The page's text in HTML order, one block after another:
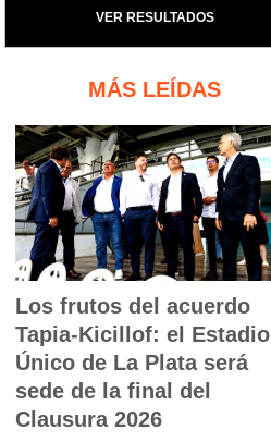
VER RESULTADOS
MÁS LEÍDAS
Los frutos del acuerdo
Tapia-Kicillof: el Estadio
Único de La Plata será
sede de la final del
Clausura 2026